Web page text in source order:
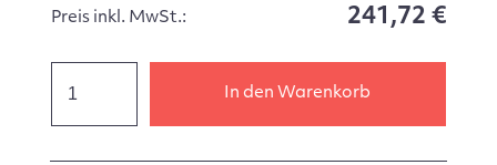
Preis inkl. MwSt.:
241,72 €
In den Warenkorb